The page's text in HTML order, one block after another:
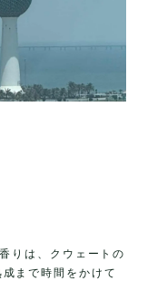
りは、クウェートの
まで時間をかけて